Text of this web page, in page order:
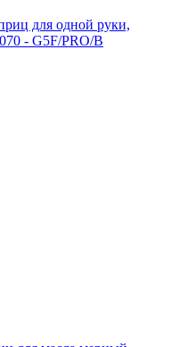
для одной руки,
- G5F/PRO/B